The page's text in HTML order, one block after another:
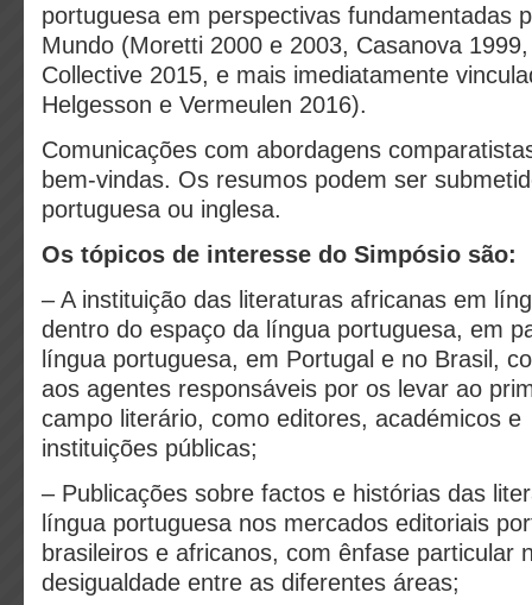
portuguesa em perspectivas fundamentadas
Mundo (Moretti 2000 e 2003, Casanova
Collective 2015, e mais imediatamente
Helgesson e Vermeulen 2016).
Comunicações com abordagens
bem-vindas. Os resumos podem ser
portuguesa ou inglesa.
Os tópicos de interesse do Simpósio são:
– A instituição das literaturas africanas em
dentro do espaço da língua portuguesa, em
língua portuguesa, em Portugal e no Brasil,
aos agentes responsáveis por os levar ao
campo literário, como editores, académicos e
instituições públicas;
– Publicações sobre factos e histórias das
língua portuguesa nos mercados editoriais
brasileiros e africanos, com ênfase particular
desigualdade entre as diferentes áreas;